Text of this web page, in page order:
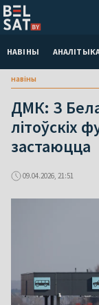
НАВІНЫ
навіны
ДМК: З
літоўскіх
застаюцца
09.04.2026, 21:51